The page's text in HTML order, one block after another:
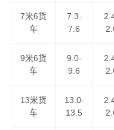
您可以放心地把货托付
7米6货
车
7.3-
7.6
9米6货
车
9.0-
9.6
13米货
车
13.0-
13.5